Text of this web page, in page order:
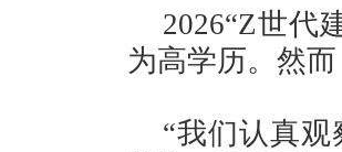
2026“Z世代
为高学历。然
“我们认真